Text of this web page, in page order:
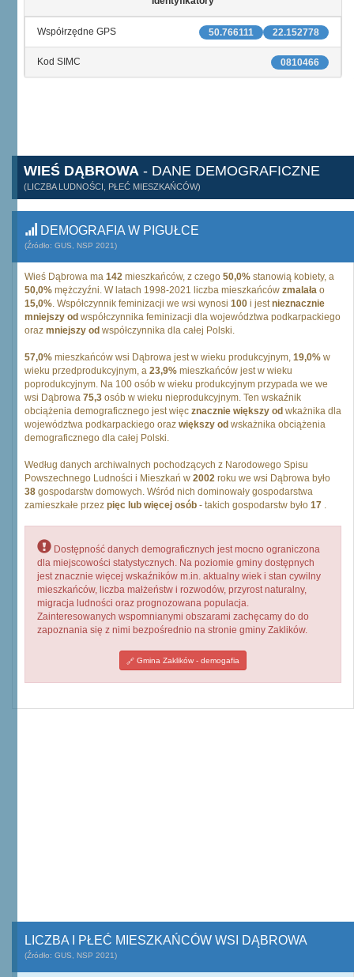
22.152778
50.766111
Współrzędne GPS
0810466
Kod SIMC
WIEŚ DĄBROWA - DANE DEMOGRAFICZNE
(LICZBA LUDNOŚCI, PŁEĆ MIESZKAŃCÓW)
DEMOGRAFIA W PIGUŁCE
(Źródło: GUS, NSP 2021)
Wieś Dąbrowa ma 142 mieszkańców, z czego 50,0% stanowią kobiety, a
50,0% mężczyźni. W latach 1998-2021 liczba mieszkańców zmalała o
15,0%. Współczynnik feminizacji we wsi wynosi 100 i jestnieznacznie
mniejszy od współczynnika feminizacji dla województwa podkarpackiego
oraz mniejszy od współczynnika dla całej Polski.
57,0% mieszkańców wsi Dąbrowa jest w wieku produkcyjnym, 19,0% w
wieku przedprodukcyjnym, a 23,9% mieszkańców jest w wieku
poprodukcyjnym. Na 100 osób w wieku produkcyjnym przypada we we
wsi Dąbrowa 75,3 osób w wieku nieprodukcyjnym. Ten wskaźnik
obciążenia demograficznego jest więc znacznie większy od wkażnika dla
województwa podkarpackiego oraz większy od wskażnika obciążenia
demograficznego dla całej Polski.
Według danych archiwalnych pochodzących z Narodowego Spisu
Powszechnego Ludności i Mieszkań w 2002 roku we wsi Dąbrowa było
38 gospodarstw domowych. Wśród nich dominowały gospodarstwa
zamieszkałe przez pięc lub więcej osób - takich gospodarstw było 17 .
Dostępność danych demograficznych jest mocno ograniczona
dla miejscowości statystycznych. Na poziomie gminy dostępnych
jest znacznie więcej wskaźników m.in. aktualny wiek i stan cywilny
mieszkańców, liczba małżeństw i rozwodów, przyrost naturalny,
migracja ludności oraz prognozowana populacja.
Zainteresowanych wspomnianymi obszarami zachęcamy do do
zapoznania się z nimi bezpośrednio na stronie gminy Zaklików.
Gmina Zaklików - demogafia
LICZBA I PŁEĆ MIESZKAŃCÓW WSI DĄBROWA
(Źródło: GUS, NSP 2021)